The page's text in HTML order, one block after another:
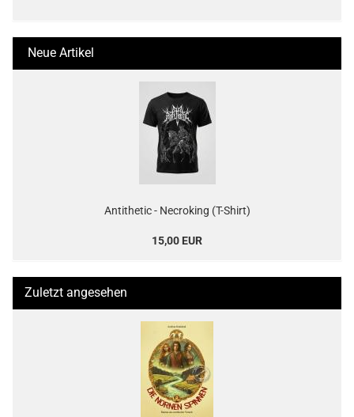
Neue Artikel
Antithetic - Necroking (T-Shirt)
15,00 EUR
Zuletzt angesehen